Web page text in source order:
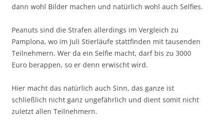
dann wohl Bilder machen und natürlich wohl auch Selfies.
Peanuts sind die Strafen allerdings im Vergleich zu
Pamplona, wo im Juli Stierläufe stattfinden mit tausenden
Teilnehmern. Wer da ein Selfie macht, darf bis zu 3000
Euro berappen, so er denn erwischt wird.
Hier macht das natürlich auch Sinn, das ganze ist
schließlich nicht ganz ungefährlich und dient somit nicht
zuletzt allen Teilnehmern.